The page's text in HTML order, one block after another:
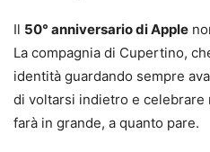
Il 50° anniversario di Apple
La compagnia di Cupertino,
identità guardando sempre
di voltarsi indietro e celebrare
farà in grande, a quanto pare.